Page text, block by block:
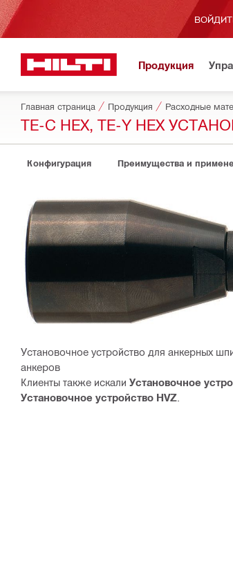
Продукция
Главная страница Продукция
TE-C HEX, TE-Y HEX
Конфигурация Преимущества и
Установочное устройство для анкерных
анкеров
Клиенты также искали Установочное
Установочное устройство HVZ